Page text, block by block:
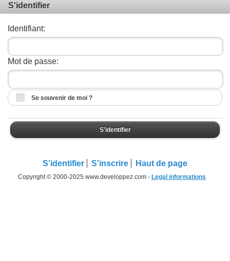
S'identifier
Identifiant:
Mot de passe:
Se souvenir de moi ?
S'identifier
S'identifier S'inscrire Haut de page
Copyright © 2000-2025 www.developpez.com - Legal informations